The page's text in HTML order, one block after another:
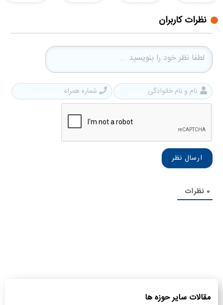
نظرات کاربران
نام
و
نام
0 نظرات
مقالات سایر حوزه ها